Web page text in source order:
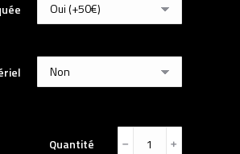
Quantité ﹣ ﹢